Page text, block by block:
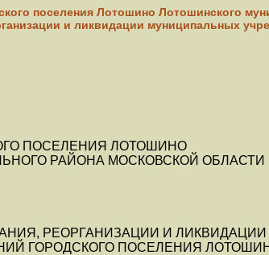
поселения Лотошино Лотошинского
и ликвидации муниципальных
ПОСЕЛЕНИЯ ЛОТОШИНО
РАЙОНА МОСКОВСКОЙ ОБЛАСТИ
РЕОРГАНИЗАЦИИ И ЛИКВИДАЦИИ
ГОРОДСКОГО ПОСЕЛЕНИЯ